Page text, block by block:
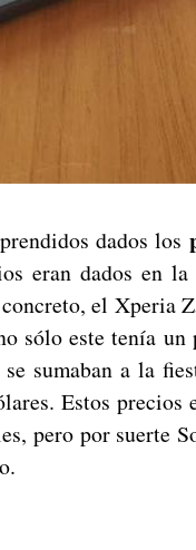
dados los
eran dados en
el Xperia
sólo este tenía
sumaban a la
Estos precios
pero por suerte